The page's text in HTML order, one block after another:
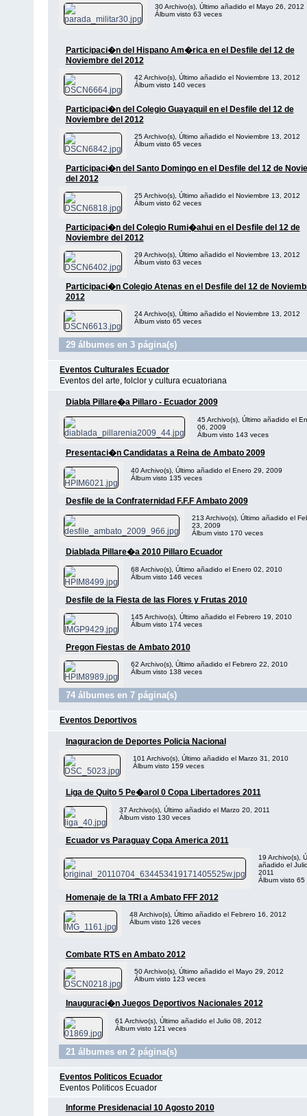
30 Archivo(s), Último añadido el Mayo 26, 2012
Álbum visto 63 veces
Participaci�n del Hispano Am�rica en el Desfile del 12 de
Noviembre del 2012
42 Archivo(s), Último añadido el Noviembre 13, 2012
Álbum visto 140 veces
Participaci�n del Colegio Guayaquil en el Desfile del 12 de
Noviembre del 2012
25 Archivo(s), Último añadido el Noviembre 13, 2012
Álbum visto 65 veces
Participaci�n del Santo Domingo en el Desfile del 12 de
del 2012
25 Archivo(s), Último añadido el Noviembre 13, 2012
Álbum visto 62 veces
Participaci�n del Colegio Rumi�ahui en el Desfile del 12 de
Noviembre del 2012
29 Archivo(s), Último añadido el Noviembre 13, 2012
Álbum visto 63 veces
Participaci�n Colegio Atenas en el Desfile del 12 de
2012
24 Archivo(s), Último añadido el Noviembre 13, 2012
Álbum visto 65 veces
29 álbumes en 3 página(s)
Eventos Culturales Ecuador
Eventos del arte, folclor y cultura ecuatoriana
Diabla Pillare�a Pillaro - Ecuador 2009
45 Archivo(s), Último añadido el
06, 2009
Álbum visto 143 veces
Presentaci�n Candidatas a Reina de Ambato 2009
40 Archivo(s), Último añadido el Enero 29, 2009
Álbum visto 135 veces
Desfile de la Confraternidad F.F.F Ambato 2009
213 Archivo(s), Último añadido el
23, 2009
Álbum visto 170 veces
Diablada Pillare�a 2010 Pillaro Ecuador
68 Archivo(s), Último añadido el Enero 02, 2010
Álbum visto 146 veces
Desfile de la Fiesta de las Flores y Frutas 2010
145 Archivo(s), Último añadido el Febrero 19, 2010
Álbum visto 174 veces
Pregon Fiestas de Ambato 2010
62 Archivo(s), Último añadido el Febrero 22, 2010
Álbum visto 138 veces
74 álbumes en 7 página(s)
Eventos Deportivos
Inaguracion de Deportes Policia Nacional
101 Archivo(s), Último añadido el Marzo 31, 2010
Álbum visto 159 veces
Liga de Quito 5 Pe�arol 0 Copa Libertadores 2011
37 Archivo(s), Último añadido el Marzo 20, 2011
Álbum visto 130 veces
Ecuador vs Paraguay Copa America 2011
19 Archivo(s),
añadido el
2011
Álbum visto 65
Homenaje de la TRI a Ambato FFF 2012
48 Archivo(s), Último añadido el Febrero 16, 2012
Álbum visto 126 veces
Combate RTS en Ambato 2012
50 Archivo(s), Último añadido el Mayo 29, 2012
Álbum visto 123 veces
Inauguraci�n Juegos Deportivos Nacionales 2012
61 Archivo(s), Último añadido el Julio 08, 2012
Álbum visto 121 veces
21 álbumes en 2 página(s)
Eventos Politicos Ecuador
Eventos Politicos Ecuador
Informe Presidenacial 10 Agosto 2010